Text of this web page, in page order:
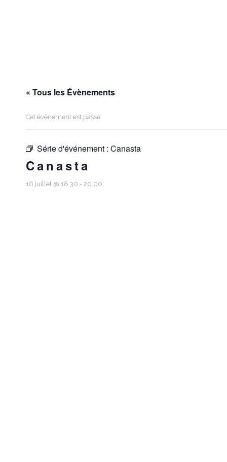
« Tous les Évènements
Cet évènement est passé.
Série d'événement : Canasta
Canasta
16 juillet @ 18:30 - 20:00